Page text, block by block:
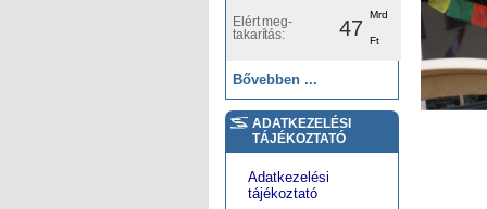
Elért meg-
takarítás:
47
Mrd
Ft
Bővebben ...
ADATKEZELÉSI
TÁJÉKOZTATÓ
Adatkezelési
tájékoztató